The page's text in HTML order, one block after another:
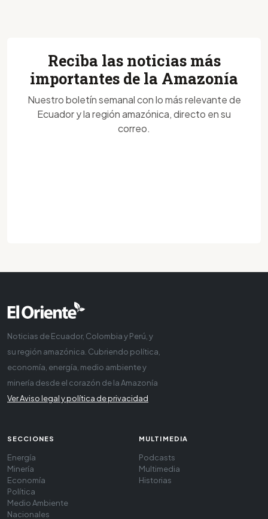
Reciba las noticias más
importantes de la Amazonía
Nuestro boletín semanal con lo más relevante de
Ecuador y la región amazónica, directo en su
correo.
Noticias de Ecuador, Colombia y Perú, y
su región amazónica. Cubriendo política,
economía, energía, medio ambiente y
minería desde el corazón de la Amazonía
Ver Aviso legal y política de privacidad
SECCIONES
Energía
Minería
Economía
Política
Medio Ambiente
Nacionales
MULTIMEDIA
Podcasts
Multimedia
Historias